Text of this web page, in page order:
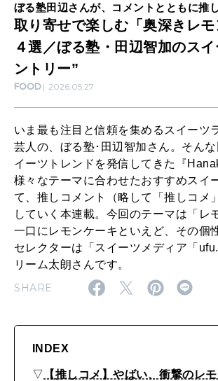
WORK&MONEY
いい人生って？
2026年9月号「北海道 おいしく遊ぶ、夏
2026年8月号『お茶の時間です
2026年7月号「鎌倉 ローカルが 教えてくれた
2026年6月号「大銀座 トレンドが生まれる 新
2026年5月号「“大好き”に出会いに
2026年4月号「未来をつくる、学びの
2026年2月号「良運を掴む 新・開
MAGAZINE
レ
モ
ン
ケ
ー
キ
」
４
選
／
ぼ
る
塾
・
田
辺
ぼる塾田辺さんが、コメントとともに推
取り寄せで楽しむ「奥深きレモ
４選／ぼる塾・田辺智加のス
ントリー”
FOOD 2026.05.27
いま最も注目と信頼を集めるスイーツ
芸人の、ぼる塾･田辺智加さん。そん
イーツトレンドを発信してきた『
様々なテーマに合わせたおすすめスイ
て、推しコメント（略して「推しコメ
していく本連載。今回のテーマは「レ
一口にレモンケーキといえど、その個
セレクターは「スイーツメディア「
リーム太朗さんです。
SHARE
INDEX
▽ 【推しコメ】やばい、衝撃のレ